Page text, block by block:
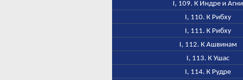
I, 109. К Индре и Агни
I, 110. К Рибху
I, 111. К Рибху
I, 112. К Ашвинам
I, 113. К Ушас
I, 114. К Рудре